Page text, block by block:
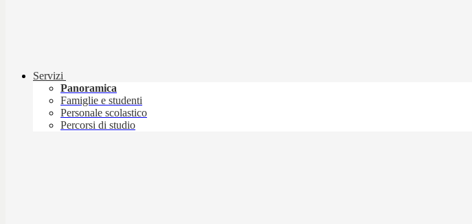
Servizi
Panoramica
Famiglie e studenti
Personale scolastico
Percorsi di studio